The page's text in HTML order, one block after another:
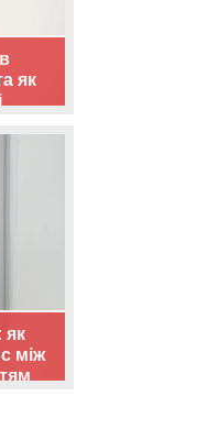
як
як
між